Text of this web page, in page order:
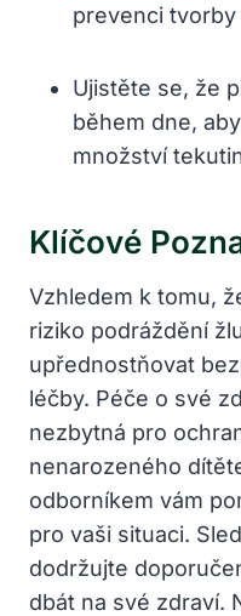
prevenci
Ujistěte se, že
během dne,
množství
Klíčové
Vzhledem k tomu,
riziko podráždění
upřednostňovat
léčby. Péče o své
nezbytná pro
nenarozeného
odborníkem vám
pro vaši situaci.
dodržujte
dbát na své zdraví.